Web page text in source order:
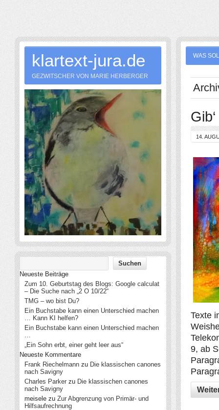
WAS
14.
Texte
9, ab
klartext-jura.de
GEZWITSCHER VON MARIE HERBERGER
Neueste Beiträge
Zum 10. Geburtstag des Blogs: Google calculat
– Die Suche nach „2 O 10/22“
TMG – wo bist Du?
Ein Buchstabe kann einen Unterschied machen
… Kann KI helfen?
Ein Buchstabe kann einen Unterschied machen
…
„Ein Sohn erbt, einer geht leer aus“
Neueste Kommentare
Frank Riechelmann zu Die klassischen canones
nach Savigny
Charles Parker zu Die klassischen canones
nach Savigny
meisele zu Zur Abgrenzung von Primär- und
Hilfsaufrechnung